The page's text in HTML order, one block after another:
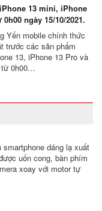
13 mini, iPhone
ngày 15/10/2021.
Yến mobile chính thức
trước các sản phẩm
13, iPhone 13 Pro và
từ 0h00…
smartphone dáng lạ xuất
uốn cong, bàn phím
xoay với motor tự